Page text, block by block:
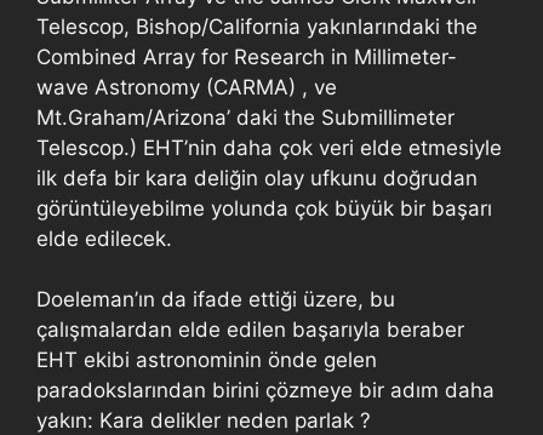
Telescop, Bishop/California yakınlarındaki the
Combined Array for Research in Millimeter-
wave Astronomy (CARMA) , ve
Mt.Graham/Arizona’ daki the Submillimeter
Telescop.) EHT’nin daha çok veri elde etmesiyle
ilk defa bir kara deliğin olay ufkunu doğrudan
görüntüleyebilme yolunda çok büyük bir başarı
elde edilecek.
Doeleman’ın da ifade ettiği üzere, bu
çalışmalardan elde edilen başarıyla beraber
EHT ekibi astronominin önde gelen
paradokslarından birini çözmeye bir adım daha
yakın: Kara delikler neden parlak ?